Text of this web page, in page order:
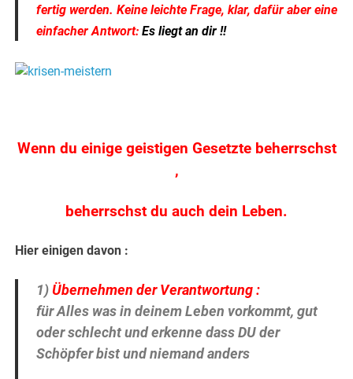
fertig werden. Keine leichte Frage, klar, dafür aber eine
einfacher Antwort: Es liegt an dir !!
Wenn du einige geistigen Gesetzte beherrschst
,
beherrschst du auch dein Leben.
Hier einigen davon :
1)Übernehmen der Verantwortung :
für Alles was in deinem Leben vorkommt, gut
oder schlecht und erkenne dass DU der
Schöpfer bist und niemand anders